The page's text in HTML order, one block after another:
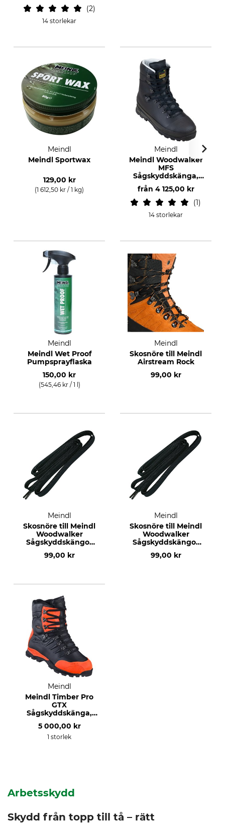
2
14 storlekar
Meindl
Meindl Sportwax
129,00 kr
(1 612,50 kr / 1 kg)
Meindl
Meindl Woodwalker
MFS
Sågskyddskänga,
från 4 125,00 kr
1
14 storlekar
Meindl
Meindl Wet Proof
Pumpsprayflaska
150,00 kr
(545,46 kr / 1 l)
Meindl
Skosnöre till Meindl
Airstream Rock
99,00 kr
Meindl
Skosnöre till Meindl
Woodwalker
Sågskyddskängor
230 cm
99,00 kr
Meindl
Skosnöre till Meindl
Woodwalker
Sågskyddskängor
210 cm
99,00 kr
Meindl
Meindl Timber Pro
GTX
Sågskyddskänga,
5 000,00 kr
1 storlek
Arbetsskydd
Skydd från topp till tå – rätt